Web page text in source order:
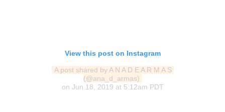
View this post on Instagram
A post shared by A N A D E A R M A S
(@ana_d_armas)
on Jun 18, 2019 at 5:12am PDT